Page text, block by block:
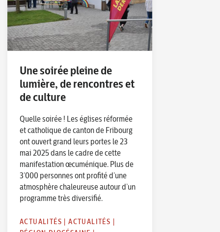
Une soirée pleine de
lumière, de rencontres et
de culture
Quelle soirée ! Les églises réformée
et catholique de canton de Fribourg
ont ouvert grand leurs portes le 23
mai 2025 dans le cadre de cette
manifestation œcuménique. Plus de
3’000 personnes ont profité d’une
atmosphère chaleureuse autour d’un
programme très diversifié.
ACTUALITÉS |ACTUALITÉS |